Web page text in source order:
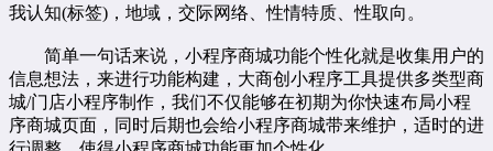
我认知(标签)，地域，交际网络、性情特质、性取向。
简单一句话来说，小程序商城功能个性化就是收集用户的
信息想法，来进行功能构建，大商创小程序工具提供多类型商
城/门店小程序制作，我们不仅能够在初期为你快速布局小程
序商城页面，同时后期也会给小程序商城带来维护，适时的进